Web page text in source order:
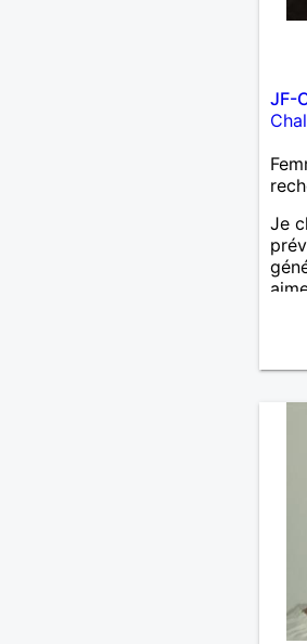
JF-
Je